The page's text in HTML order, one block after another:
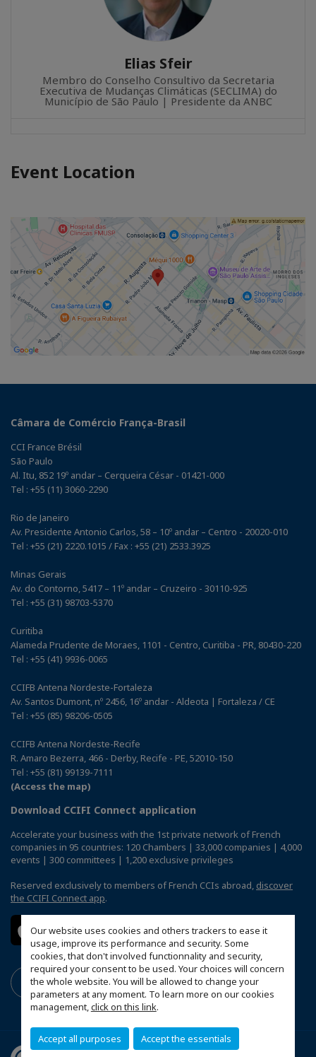
Our website uses cookies and others trackers to ease it
usage, improve its performance and security. Some
cookies, that don't involved functionnality and security,
required your consent to be used. Your choices will concern
the whole website. You will be allowed to change your
parameters at any moment. To learn more on our cookies
management,click on this link.
Accept all purposes Accept the essentials
Elias Sfeir
Membro do Conselho Consultivo da Secretaria
Executiva de Mudanças Climáticas (SECLIMA) do
Município de São Paulo | Presidente da ANBC
Event Location
Câmara de Comércio França-Brasil
CCI France Brésil
São Paulo
Al. Itu, 852 19º andar – Cerqueira César - 01421-000
Tel : +55 (11) 3060-2290
Rio de Janeiro
Av. Presidente Antonio Carlos, 58 – 10º andar – Centro - 20020-010
Tel : +55 (21) 2220.1015 / Fax : +55 (21) 2533.3925
Minas Gerais
Av. do Contorno, 5417 – 11º andar – Cruzeiro - 30110-925
Tel : +55 (31) 98703-5370
Curitiba
Alameda Prudente de Moraes, 1101 - Centro, Curitiba - PR, 80430-220
Tel : +55 (41) 9936-0065
CCIFB Antena Nordeste-Fortaleza
Av. Santos Dumont, nº 2456, 16º andar - Aldeota | Fortaleza / CE
Tel : +55 (85) 98206-0505
CCIFB Antena Nordeste-Recife
R. Amaro Bezerra, 466 - Derby, Recife - PE, 52010-150
Tel : +55 (81) 99139-7111
(Access the map)
Download CCIFI Connect application
Accelerate your business with the 1st private network of French
companies in 95 countries: 120 Chambers | 33,000 companies | 4,000
events | 300 committees | 1,200 exclusive privileges
Reserved exclusively to members of French CCIs abroad, discover
the CCIFI Connect app.